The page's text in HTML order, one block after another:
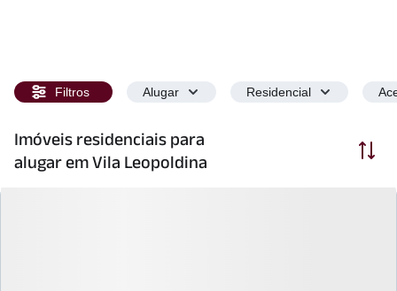
Filtros Alugar Residencial
Imóveis residenciais para
alugar em Vila Leopoldina
Ordenar